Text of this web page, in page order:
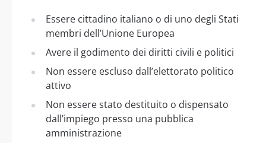
Essere cittadino italiano o di uno degli Stati
membri dell’Unione Europea
Avere il godimento dei diritti civili e politici
Non essere escluso dall’elettorato politico
attivo
Non essere stato destituito o dispensato
dall’impiego presso una pubblica
amministrazione